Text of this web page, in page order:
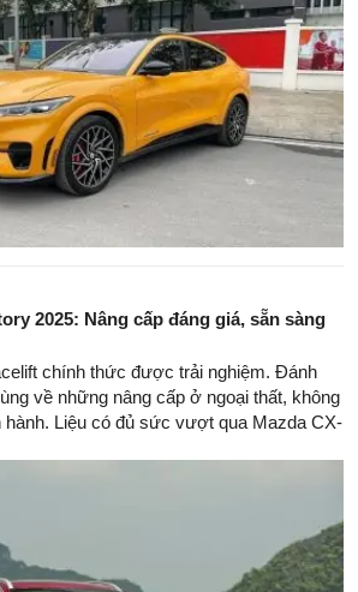
2025: Nâng cấp đáng giá, sẵn sàng
chính thức được trải nghiệm. Đánh
về những nâng cấp ở ngoại thất, không
hành. Liệu có đủ sức vượt qua Mazda CX-